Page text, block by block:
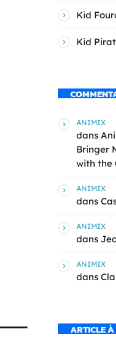
Kid
Kid
ANIMIX
dans
Bringer
with the
ANIMIX
dans
ANIMIX
dans
ANIMIX
dans
ARTICLE